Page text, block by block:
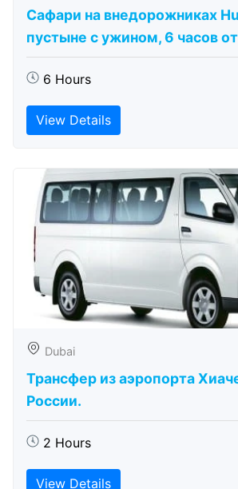
Сафари на внедорожниках
пустыне с ужином, 6 часов
6 Hours
View Details
Dubai
Трансфер из аэропорта
России.
2 Hours
View Details